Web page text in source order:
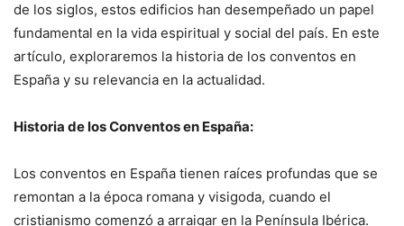
de los siglos, estos edificios han desempeñado un papel
fundamental en la vida espiritual y social del país. En este
artículo, exploraremos la historia de los conventos en
España y su relevancia en la actualidad.
Historia de los Conventos en España:
Los conventos en España tienen raíces profundas que se
remontan a la época romana y visigoda, cuando el
cristianismo comenzó a arraigar en la Península Ibérica.